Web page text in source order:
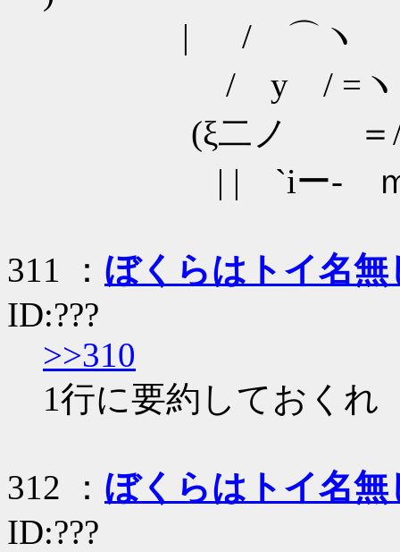
| / ⌒ヽ /
/ y / =
(ξ二ノ
| | `iー- ｍ
311 ： ぼくらはトイ名無
ID:???
>>310
1行に要約しておくれ
312 ： ぼくらはトイ名無
ID:???